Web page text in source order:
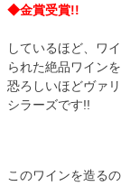
◆金賞受賞!!
しているほど、ワ
られた絶品ワイン
恐ろしいほどヴァ
シラーズです!!
このワインを造る